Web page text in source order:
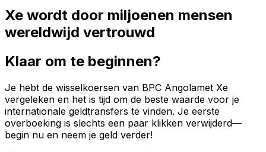
Xe wordt door miljoenen mensen
wereldwijd vertrouwd
Klaar om te beginnen?
Je hebt de wisselkoersen van BPC Angolamet Xe
vergeleken en het is tijd om de beste waarde voor je
internationale geldtransfers te vinden. Je eerste
overboeking is slechts een paar klikken verwijderd—
begin nu en neem je geld verder!